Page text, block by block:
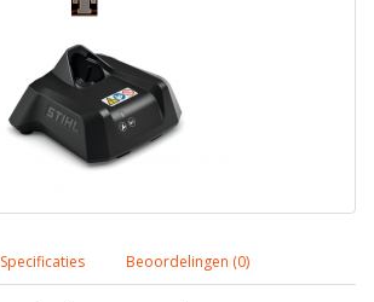
Specificaties Beoordelingen (0)